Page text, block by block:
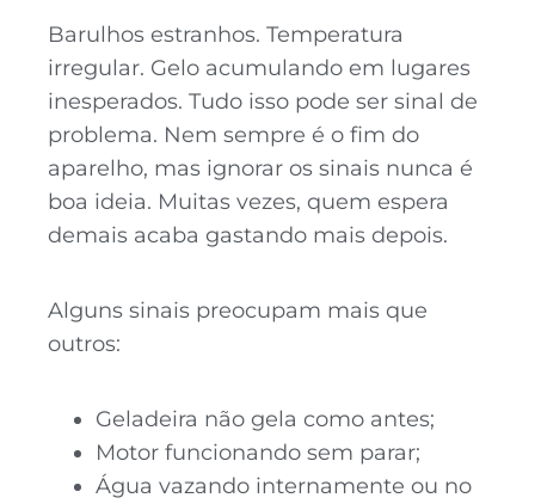
Barulhos estranhos. Temperatura
irregular. Gelo acumulando em lugares
inesperados. Tudo isso pode ser sinal de
problema. Nem sempre é o fim do
aparelho, mas ignorar os sinais nunca é
boa ideia. Muitas vezes, quem espera
demais acaba gastando mais depois.
Alguns sinais preocupam mais que
outros:
Geladeira não gela como antes;
Motor funcionando sem parar;
Água vazando internamente ou no